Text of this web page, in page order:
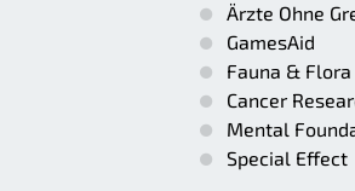
Ärzte Ohne
GamesAid
Fauna &
Cancer
Mental
Special Effect